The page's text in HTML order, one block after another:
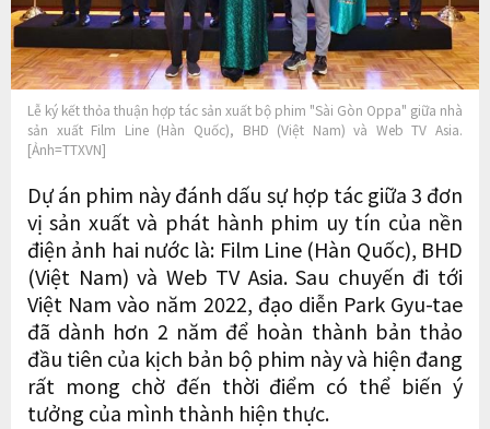
Lễ ký kết thỏa thuận hợp tác sản xuất bộ phim "Sài Gòn Oppa" giữa nhà
sản xuất Film Line (Hàn Quốc), BHD (Việt Nam) và Web TV Asia.
[Ảnh=TTXVN]
Dự án phim này đánh dấu sự hợp tác giữa 3 đơn
vị sản xuất và phát hành phim uy tín của nền
điện ảnh hai nước là: Film Line (Hàn Quốc), BHD
(Việt Nam) và Web TV Asia. Sau chuyến đi tới
Việt Nam vào năm 2022, đạo diễn Park Gyu-tae
đã dành hơn 2 năm để hoàn thành bản thảo
đầu tiên của kịch bản bộ phim này và hiện đang
rất mong chờ đến thời điểm có thể biến ý
tưởng của mình thành hiện thực.